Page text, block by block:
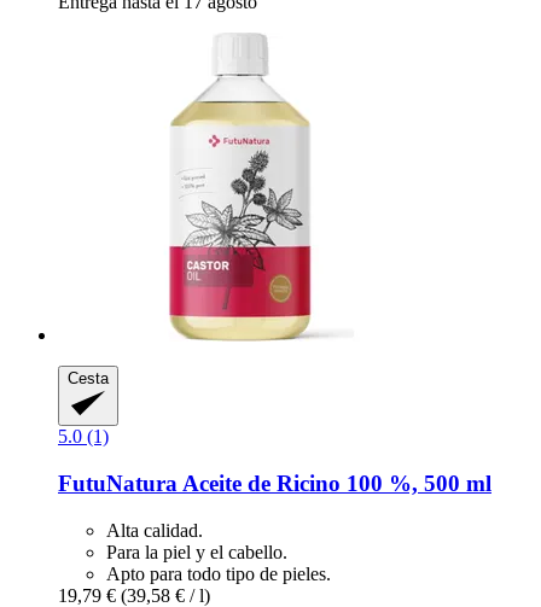
Cesta
5.0 (1)
FutuNatura Aceite de Ricino 100 %, 500 ml
Alta calidad.
Para la piel y el cabello.
Apto para todo tipo de pieles.
19,79 € (39,58 € / l)